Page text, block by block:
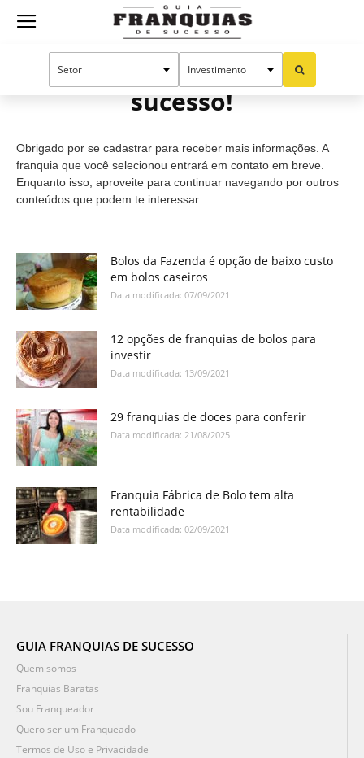
Guia
Cadastro efetuado com
sucesso!
Obrigado por se cadastrar para receber mais informações. A
franquia que você selecionou entrará em contato em breve.
Enquanto isso, aproveite para continuar navegando por outros
conteúdos que podem te interessar:
Bolos da Fazenda é opção de baixo custo
em bolos caseiros
Data modificada: 07/09/2021
12 opções de franquias de bolos para
investir
Data modificada: 13/09/2021
29 franquias de doces para conferir
Data modificada: 21/08/2025
Franquia Fábrica de Bolo tem alta
rentabilidade
Data modificada: 02/09/2021
GUIA FRANQUIAS DE SUCESSO
Quem somos
Franquias Baratas
Sou Franqueador
Quero ser um Franqueado
Termos de Uso e Privacidade